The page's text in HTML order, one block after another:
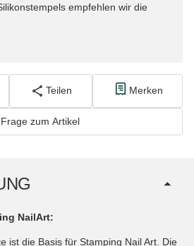
empfehlen wir die
Teilen Merken
Frage zum Artikel
NailArt:
ist die Basis für Stamping Nail Art. Die